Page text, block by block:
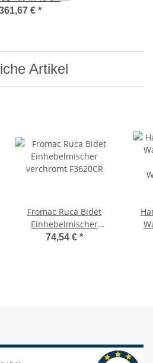
Mittelanschluss
€ *
Artikel
Fromac Ruca Bidet
Einhebelmischer
verchromt F3620CR
74,54 € *